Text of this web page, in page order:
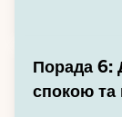
Порада 6:
спокою та